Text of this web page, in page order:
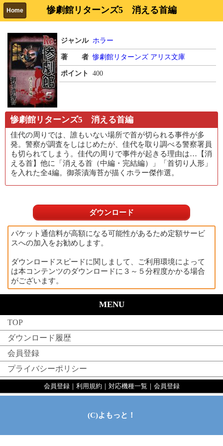
Home 惨劇館リターンズ5 消える首編
ジャンル ホラー
著 者 惨劇館リターンズ アリス文庫
ポイント 400
惨劇館リターンズ5 消える首編
佳代の周りでは、誰もいない場所で首が切られる事件が多
発。警察が調査をしはじめたが、佳代を取り調べる警察署員
も切られてしまう。佳代の周りで事件が起きる理由は…【消
える首】他に「消える首（中編・完結編）」「首切り人形」
を入れた全4編。御茶漬海苔が描くホラー傑作選。
ダウンロード
パケット通信料が高額になる可能性があるため定額サービ
スへの加入をお勧めします。
ダウンロードスピードに関しまして、ご利用環境によって
は本コンテンツのダウンロードに３～５分程度かかる場合
がございます。
MENU
TOP
ダウンロード履歴
会員登録
プライバシーポリシー
会員登録｜ 利用規約 ｜ 対応機種一覧 ｜ 会員登録
(C)よもっと！